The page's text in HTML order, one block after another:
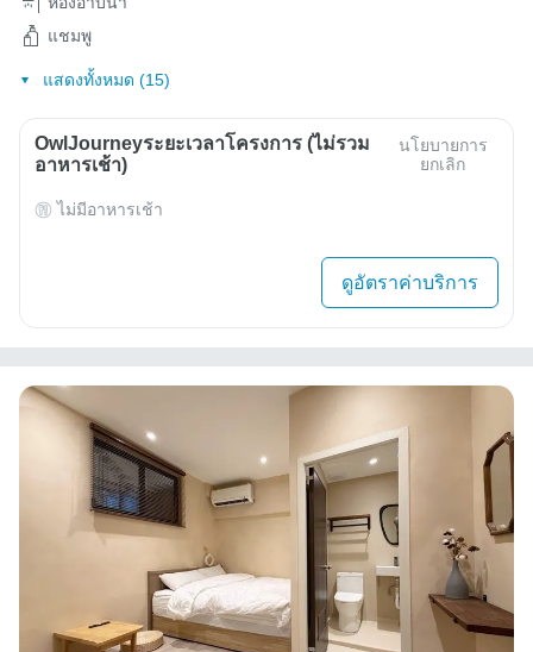
แชมพู
แสดงทั้งหมด (15)
OwlJourneyระยะเวลาโครงการ (ไม่รวม
อาหารเช้า)
นโยบายการ
ยกเลิก
ไม่มีอาหารเช้า
ดูอัตราค่าบริการ